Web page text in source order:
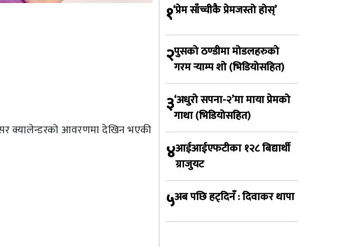
क्यालेन्डरको आवरणमा देखिन भएकी
१‘प्रेम साँच्चीकै प्रेमजस्तो होस्’
२पुसको ठण्डीमा मोडलहरुको
गरम र्‍याम्प शो (भिडियोसहित)
३‘अधुरो सपना-२’मा माया प्रेमको
गाथा (भिडियोसहित)
४आईआईएफटीका १२८ बिद्यार्थी
ग्राजुयट
५अब पछि हट्दिनँ : दिवाकर थापा